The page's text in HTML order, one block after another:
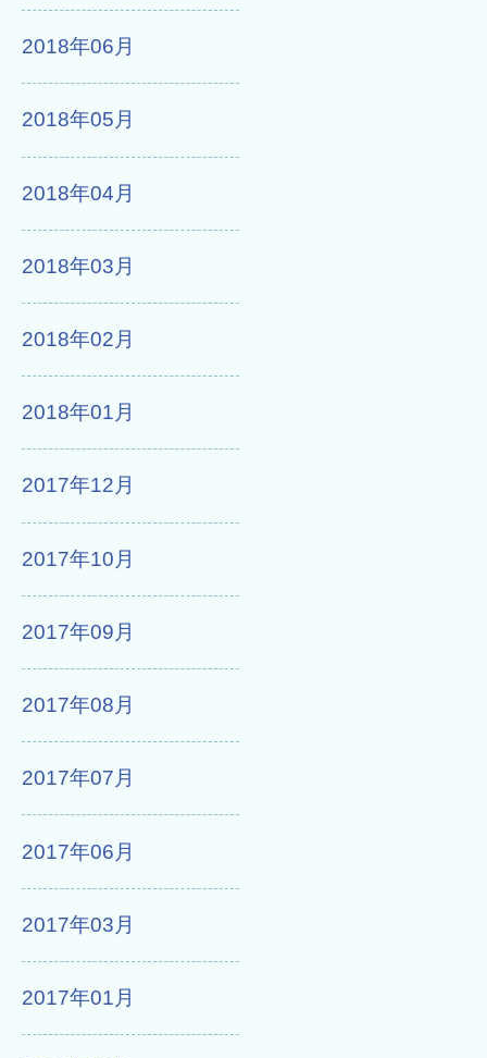
2018年06月
2018年05月
2018年04月
2018年03月
2018年02月
2018年01月
2017年12月
2017年10月
2017年09月
2017年08月
2017年07月
2017年06月
2017年03月
2017年01月